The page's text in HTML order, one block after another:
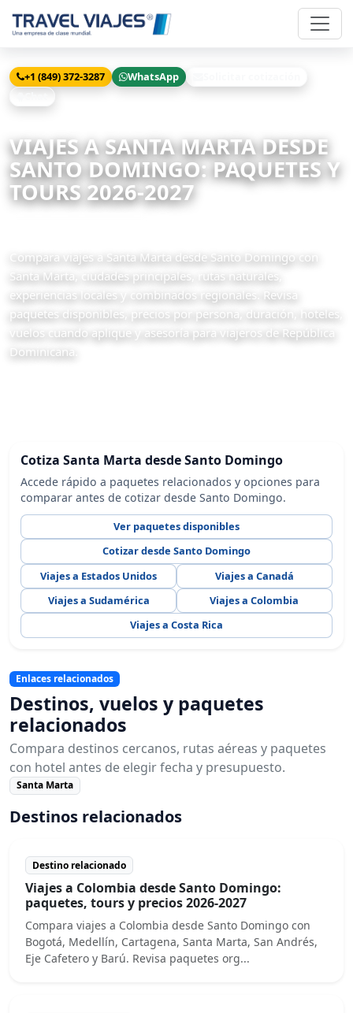
+1 (849) 372-3287 WhatsApp
VIAJES A SANTA MARTA DESDE
SANTO DOMINGO: PAQUETES Y
TOURS 2026-2027
Compara viajes a Santa Marta desde Santo Domingo con
Santa Marta, ciudades principales, rutas naturales,
experiencias locales y combinados regionales. Revisa
paquetes disponibles, precios por persona, duración, hoteles,
vuelos cuando aplique y asesoría para viajeros de República
Dominicana.
Cotiza Santa Marta desde Santo Domingo
Accede rápido a paquetes relacionados y opciones para
comparar antes de cotizar desde Santo Domingo.
Ver paquetes disponibles
Cotizar desde Santo Domingo
Viajes a Estados Unidos
Viajes a Canadá
Viajes a Sudamérica
Viajes a Colombia
Viajes a Costa Rica
Enlaces relacionados
Destinos, vuelos y paquetes
relacionados
Compara destinos cercanos, rutas aéreas y paquetes
con hotel antes de elegir fecha y presupuesto.
Santa Marta
Destinos relacionados
Destino relacionado
Viajes a Colombia desde Santo Domingo:
paquetes, tours y precios 2026-2027
Compara viajes a Colombia desde Santo Domingo con
Bogotá, Medellín, Cartagena, Santa Marta, San Andrés,
Eje Cafetero y Barú. Revisa paquetes org...